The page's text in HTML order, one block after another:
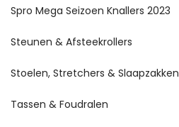
Spro Mega Seizoen Knallers 2023
Steunen & Afsteekrollers
Stoelen, Stretchers & Slaapzakken
Tassen & Foudralen